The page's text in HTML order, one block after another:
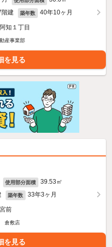
階建 築年数 40年10ヶ月
知１丁目
産事業部
を見る
使用部分面積 39.53㎡
築年数 33年3ヶ月
前
倉敷店
を見る